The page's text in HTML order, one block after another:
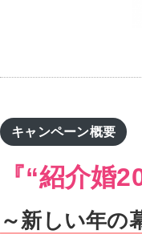
キャンペーン概要
『“紹介婚
～新しい年の